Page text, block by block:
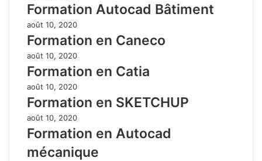
Formation Autocad Bâtiment
août 10, 2020
Formation en Caneco
août 10, 2020
Formation en Catia
août 10, 2020
Formation en SKETCHUP
août 10, 2020
Formation en Autocad
mécanique